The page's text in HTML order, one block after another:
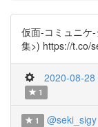
仮面-コミュニケ
集>) https://t.co/
2020-08-28
1
1 @seki_sigy